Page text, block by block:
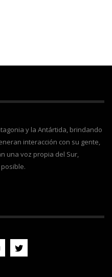
y la Antártida, brindando
interacción con su gente,
una voz propia del Sur,